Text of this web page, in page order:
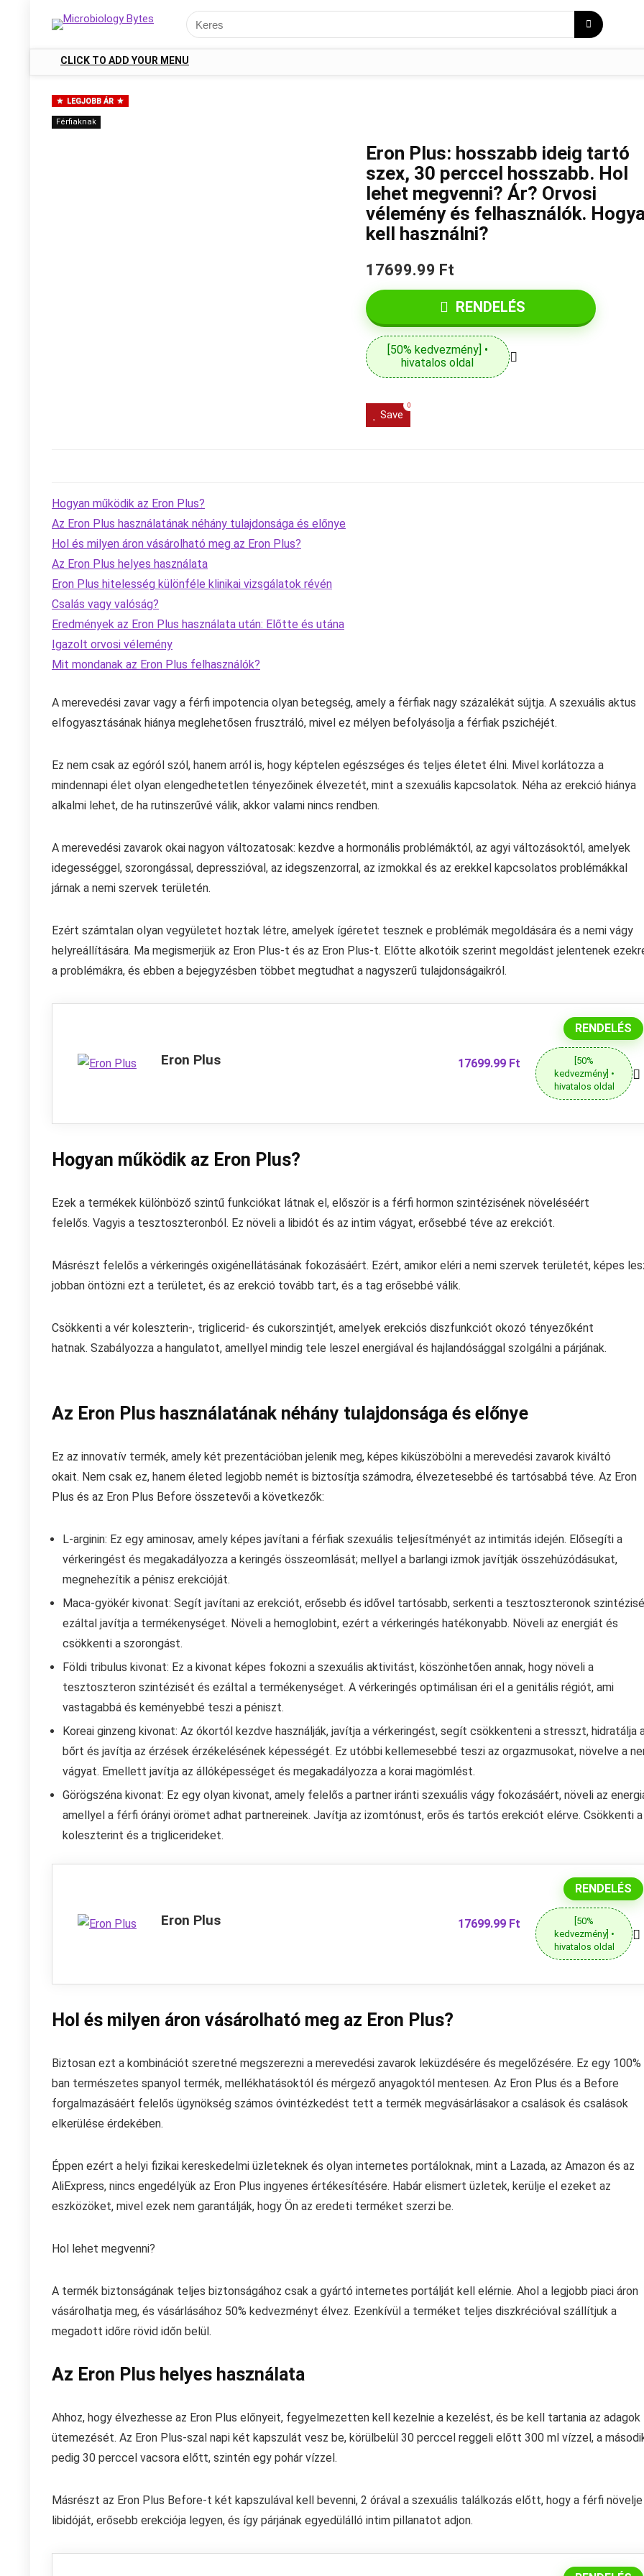
CLICK TO ADD YOUR MENU
LEGJOBB ÁR
Férfiaknak
Eron Plus: hosszabb ideig tartó
szex, 30 perccel hosszabb. Hol
lehet megvenni? Ár? Orvosi
vélemény és felhasználók.
kell használni?
17699.99 Ft
RENDELÉS
[50% kedvezmény] •
hivatalos oldal
Save
0
Hogyan működik az Eron Plus?
Az Eron Plus használatának néhány tulajdonsága és előnye
Hol és milyen áron vásárolható meg az Eron Plus?
Az Eron Plus helyes használata
Eron Plus hitelesség különféle klinikai vizsgálatok révén
Csalás vagy valóság?
Eredmények az Eron Plus használata után: Előtte és utána
Igazolt orvosi vélemény
Mit mondanak az Eron Plus felhasználók?
A merevedési zavar vagy a férfi impotencia olyan betegség, amely a férfiak nagy százalékát sújtja. A szexuális aktus
elfogyasztásának hiánya meglehetősen frusztráló, mivel ez mélyen befolyásolja a férfiak pszichéjét.
Ez nem csak az egóról szól, hanem arról is, hogy képtelen egészséges és teljes életet élni. Mivel korlátozza a
mindennapi élet olyan elengedhetetlen tényezőinek élvezetét, mint a szexuális kapcsolatok. Néha az erekció hiánya
alkalmi lehet, de ha rutinszerűvé válik, akkor valami nincs rendben.
A merevedési zavarok okai nagyon változatosak: kezdve a hormonális problémáktól, az agyi változásoktól, amelyek
idegességgel, szorongással, depresszióval, az idegszenzorral, az izmokkal és az erekkel kapcsolatos problémákkal
járnak a nemi szervek területén.
Ezért számtalan olyan vegyületet hoztak létre, amelyek ígéretet tesznek e problémák megoldására és a nemi vágy
helyreállítására. Ma megismerjük az Eron Plus-t és az Eron Plus-t. Előtte alkotóik szerint megoldást jelentenek
a problémákra, és ebben a bejegyzésben többet megtudhat a nagyszerű tulajdonságaikról.
Eron Plus 17699.99 Ft
RENDELÉS
[50%
kedvezmény] •
hivatalos oldal
Hogyan működik az Eron Plus?
Ezek a termékek különböző szintű funkciókat látnak el, először is a férfi hormon szintézisének növeléséért
felelős. Vagyis a tesztoszteronból. Ez növeli a libidót és az intim vágyat, erősebbé téve az erekciót.
Másrészt felelős a vérkeringés oxigénellátásának fokozásáért. Ezért, amikor eléri a nemi szervek területét, képes
jobban öntözni ezt a területet, és az erekció tovább tart, és a tag erősebbé válik.
Csökkenti a vér koleszterin-, triglicerid- és cukorszintjét, amelyek erekciós diszfunkciót okozó tényezőként
hatnak. Szabályozza a hangulatot, amellyel mindig tele leszel energiával és hajlandósággal szolgálni a párjának.
Az Eron Plus használatának néhány tulajdonsága és előnye
Ez az innovatív termék, amely két prezentációban jelenik meg, képes kiküszöbölni a merevedési zavarok kiváltó
okait. Nem csak ez, hanem életed legjobb nemét is biztosítja számodra, élvezetesebbé és tartósabbá téve. Az Eron
Plus és az Eron Plus Before összetevői a következők:
L-arginin: Ez egy aminosav, amely képes javítani a férfiak szexuális teljesítményét az intimitás idején. Elősegíti a
vérkeringést és megakadályozza a keringés összeomlását; mellyel a barlangi izmok javítják összehúzódásukat,
megnehezítik a pénisz erekcióját.
Maca-gyökér kivonat: Segít javítani az erekciót, erősebb és idővel tartósabb, serkenti a tesztoszteronok
ezáltal javítja a termékenységet. Növeli a hemoglobint, ezért a vérkeringés hatékonyabb. Növeli az energiát és
csökkenti a szorongást.
Földi tribulus kivonat: Ez a kivonat képes fokozni a szexuális aktivitást, köszönhetően annak, hogy növeli a
tesztoszteron szintézisét és ezáltal a termékenységet. A vérkeringés optimálisan éri el a genitális régiót, ami
vastagabbá és keményebbé teszi a péniszt.
Koreai ginzeng kivonat: Az ókortól kezdve használják, javítja a vérkeringést, segít csökkenteni a stresszt, hidratálja
bőrt és javítja az érzések érzékelésének képességét. Ez utóbbi kellemesebbé teszi az orgazmusokat, növelve a
vágyat. Emellett javítja az állóképességet és megakadályozza a korai magömlést.
Görögszéna kivonat: Ez egy olyan kivonat, amely felelős a partner iránti szexuális vágy fokozásáért, növeli az
amellyel a férfi órányi örömet adhat partnereinek. Javítja az izomtónust, erõs és tartós erekciót elérve. Csökkenti a
koleszterint és a triglicerideket.
Eron Plus 17699.99 Ft
RENDELÉS
[50%
kedvezmény] •
hivatalos oldal
Hol és milyen áron vásárolható meg az Eron Plus?
Biztosan ezt a kombinációt szeretné megszerezni a merevedési zavarok leküzdésére és megelőzésére. Ez egy 100%
ban természetes spanyol termék, mellékhatásoktól és mérgező anyagoktól mentesen. Az Eron Plus és a Before
forgalmazásáért felelős ügynökség számos óvintézkedést tett a termék megvásárlásakor a csalások és csalások
elkerülése érdekében.
Éppen ezért a helyi fizikai kereskedelmi üzleteknek és olyan internetes portáloknak, mint a Lazada, az Amazon és az
AliExpress, nincs engedélyük az Eron Plus ingyenes értékesítésére. Habár elismert üzletek, kerülje el ezeket az
eszközöket, mivel ezek nem garantálják, hogy Ön az eredeti terméket szerzi be.
Hol lehet megvenni?
A termék biztonságának teljes biztonságához csak a gyártó internetes portálját kell elérnie. Ahol a legjobb piaci áron
vásárolhatja meg, és vásárlásához 50% kedvezményt élvez. Ezenkívül a terméket teljes diszkrécióval szállítjuk a
megadott időre rövid időn belül.
Az Eron Plus helyes használata
Ahhoz, hogy élvezhesse az Eron Plus előnyeit, fegyelmezetten kell kezelnie a kezelést, és be kell tartania az adagok
ütemezését. Az Eron Plus-szal napi két kapszulát vesz be, körülbelül 30 perccel reggeli előtt 300 ml vízzel, a
pedig 30 perccel vacsora előtt, szintén egy pohár vízzel.
Másrészt az Eron Plus Before-t két kapszulával kell bevenni, 2 órával a szexuális találkozás előtt, hogy a férfi növelje
libidóját, erősebb erekciója legyen, és így párjának egyedülálló intim pillanatot adjon.